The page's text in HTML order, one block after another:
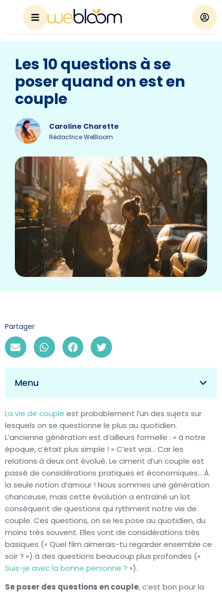
Les 10 questions à se
poser quand on est en
couple
Caroline Charette
Rédactrice WeBloom
Partager
Menu
La vie de couple est probablement l’un des sujets sur
lesquels on se questionne le plus au quotidien.
L’ancienne génération est d’ailleurs formelle : « à notre
époque, c’était plus simple ! » C’est vrai… Car les
relations à deux ont évolué. Le ciment d’un couple est
passé de considérations pratiques et économiques… À
la seule notion d’amour ! Nous sommes une génération
chanceuse, mais cette évolution a entraîné un lot
conséquent de questions qui rythment notre vie de
couple. Ces questions, on se les pose au quotidien, du
moins très souvent. Elles vont de considérations très
basiques (« Quel film aimerais-tu regarder ensemble ce
soir ? ») à des questions beaucoup plus profondes («
Suis-je avec la bonne personne ? »).
Se poser des questions en couple, c’est bon pour la